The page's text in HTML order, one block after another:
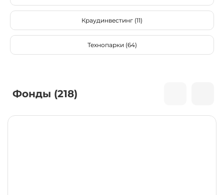
Краудинвестинг (11)
Технопарки (64)
Фонды (218)